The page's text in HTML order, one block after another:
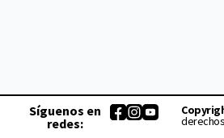
Síguenos en
redes: